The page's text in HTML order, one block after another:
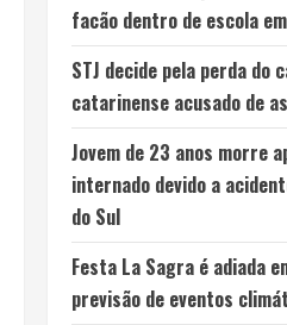
facão dentro de escola
STJ decide pela perda do
catarinense acusado de
Jovem de 23 anos morre
internado devido a
do Sul
Festa La Sagra é adiada
previsão de eventos